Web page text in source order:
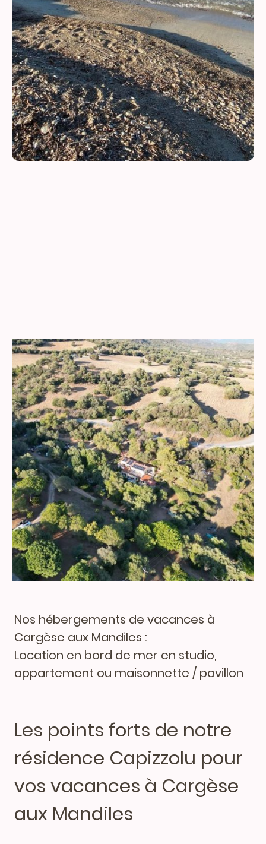
Nos hébergements de vacances à
Cargèse aux Mandiles :
Location en bord de mer en studio,
appartement ou maisonnette / pavillon
Les points forts de notre
résidence Capizzolu pour
vos vacances à Cargèse
aux Mandiles